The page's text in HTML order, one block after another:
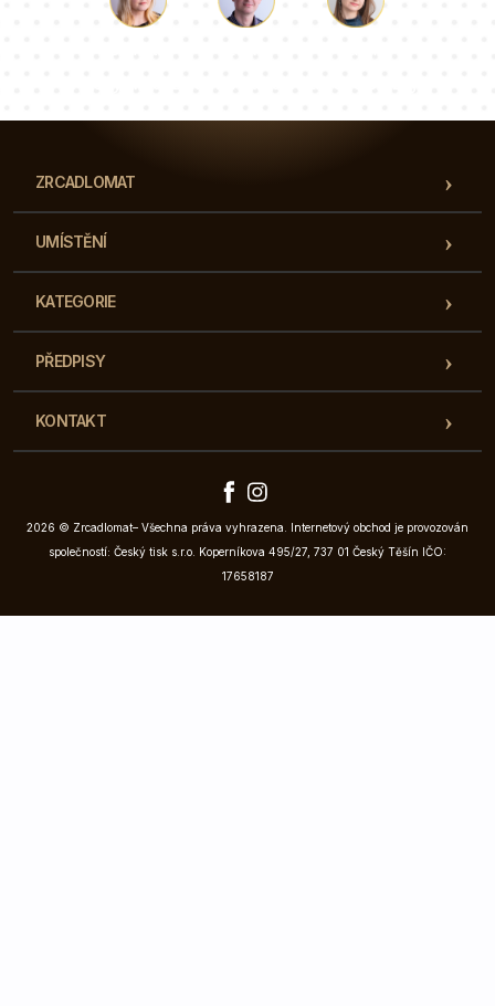
ZRCADLOMAT
UMÍSTĚNÍ
KATEGORIE
PŘEDPISY
KONTAKT
2026 © Zrcadlomat– Všechna práva vyhrazena. Internetový obchod je provozován
společností: Český tisk s.r.o. Koperníkova 495/27, 737 01 Český Těšín IČO:
17658187